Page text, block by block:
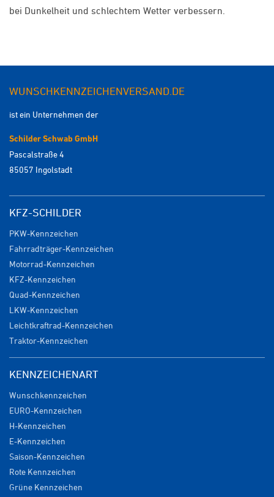
bei Dunkelheit und schlechtem Wetter verbessern.
WUNSCHKENNZEICHENVERSAND.DE
ist ein Unternehmen der
Schilder Schwab GmbH
Pascalstraße 4
85057 Ingolstadt
KFZ-SCHILDER
PKW-Kennzeichen
Fahrradträger-Kennzeichen
Motorrad-Kennzeichen
KFZ-Kennzeichen
Quad-Kennzeichen
LKW-Kennzeichen
Leichtkraftrad-Kennzeichen
Traktor-Kennzeichen
KENNZEICHENART
Wunschkennzeichen
EURO-Kennzeichen
H-Kennzeichen
E-Kennzeichen
Saison-Kennzeichen
Rote Kennzeichen
Grüne Kennzeichen